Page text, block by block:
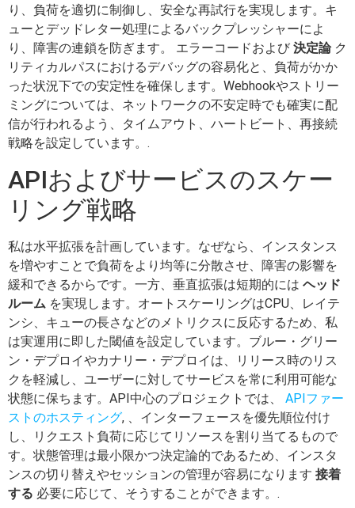
り、負荷を適切に制御し、安全な再試行を実現します。キ
ューとデッドレター処理によるバックプレッシャーによ
り、障害の連鎖を防ぎます。 エラーコードおよび 決定論ク
リティカルパスにおけるデバッグの容易化と、負荷がかか
った状況下での安定性を確保します。Webhookやストリー
ミングについては、ネットワークの不安定時でも確実に配
信が行われるよう、タイムアウト、ハートビート、再接続
戦略を設定しています。.
APIおよびサービスのスケー
リング戦略
私は水平拡張を計画しています。なぜなら、インスタンス
を増やすことで負荷をより均等に分散させ、障害の影響を
緩和できるからです。一方、垂直拡張は短期的には ヘッド
ルーム を実現します。オートスケーリングはCPU、レイテ
ンシ、キューの長さなどのメトリクスに反応するため、私
は実運用に即した閾値を設定しています。ブルー・グリー
ン・デプロイやカナリー・デプロイは、リリース時のリス
クを軽減し、ユーザーに対してサービスを常に利用可能な
状態に保ちます。API中心のプロジェクトでは、 APIファー
ストのホスティング, 、インターフェースを優先順位付け
し、リクエスト負荷に応じてリソースを割り当てるもので
す。状態管理は最小限かつ決定論的であるため、インスタ
ンスの切り替えやセッションの管理が容易になります 接着
する 必要に応じて、そうすることができます。.